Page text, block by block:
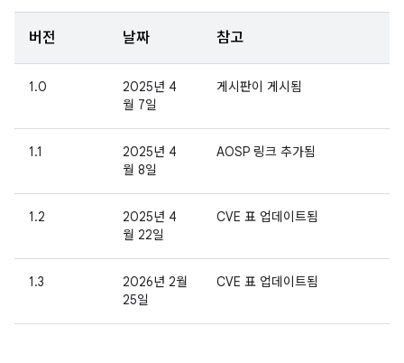
버전 날짜 참고
1.0
2025년 4
월 7일
게시판이 게시됨
1.1
2025년 4
월 8일
AOSP 링크 추가됨
1.2
2025년 4
월 22일
CVE 표 업데이트됨
1.3
2026년 2월
25일
CVE 표 업데이트됨